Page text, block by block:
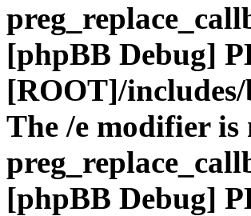
[phpBB Debug]
[ROOT]/
The /e modifier is
[phpBB Debug]